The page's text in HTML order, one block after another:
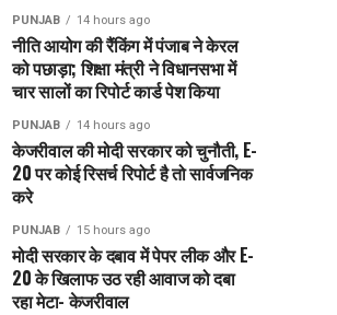
PUNJAB 14 hours ago
नीति आयोग की रैंकिंग में पंजाब ने केरल
को पछाड़ा; शिक्षा मंत्री ने विधानसभा में
चार सालों का रिपोर्ट कार्ड पेश किया
PUNJAB 14 hours ago
केजरीवाल की मोदी सरकार को चुनौती, E-
20 पर कोई रिसर्च रिपोर्ट है तो सार्वजनिक
करे
PUNJAB 15 hours ago
मोदी सरकार के दबाव में पेपर लीक और E-
20 के खिलाफ उठ रही आवाज को दबा
रहा मेटा- केजरीवाल